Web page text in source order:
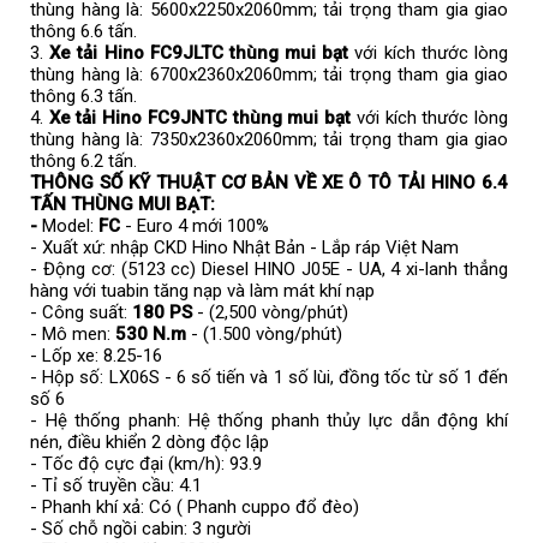
thùng hàng là: 5600x2250x2060mm; tải trọng tham gia giao
thông 6.6 tấn.
3.Xe tải Hino FC9JLTC thùng mui bạtvới kích thước lòng
thùng hàng là: 6700x2360x2060mm; tải trọng tham gia giao
thông 6.3 tấn.
4. Xe tải Hino FC9JNTC thùng mui bạt với kích thước lòng
thùng hàng là: 7350x2360x2060mm; tải trọng tham gia giao
thông 6.2 tấn.
THÔNG SỐ KỸ THUẬT CƠ BẢN VỀ XE Ô TÔ TẢI HINO 6.4
TẤN THÙNG MUI BẠT:
- Model: FC - Euro 4 mới 100%
- Xuất xứ: nhập CKD Hino Nhật Bản - Lắp ráp Việt Nam
- Động cơ: (5123 cc) Diesel HINO J05E - UA, 4 xi-lanh thẳng
hàng với tuabin tăng nạp và làm mát khí nạp
- Công suất: 180 PS- (2,500 vòng/phút)
- Mô men: 530 N.m - (1.500 vòng/phút)
- Lốp xe: 8.25-16
- Hộp số: LX06S - 6 số tiến và 1 số lùi, đồng tốc từ số 1 đến
số 6
- Hệ thống phanh: Hệ thống phanh thủy lực dẫn động khí
nén, điều khiển 2 dòng độc lập
- Tốc độ cực đại (km/h): 93.9
- Tỉ số truyền cầu: 4.1
- Phanh khí xả: Có ( Phanh cuppo đổ đèo)
- Số chỗ ngồi cabin: 3 người